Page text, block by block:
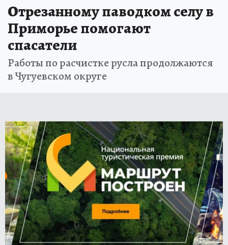
Отрезанному паводком селу в
Приморье помогают
спасатели
Работы по расчистке русла продолжаются
в Чугуевском округе